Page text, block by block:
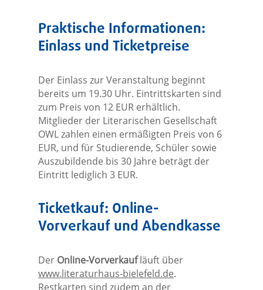
Praktische Informationen:
Einlass und Ticketpreise
Der Einlass zur Veranstaltung beginnt
bereits um 19.30 Uhr. Eintrittskarten sind
zum Preis von 12 EUR erhältlich.
Mitglieder der Literarischen Gesellschaft
OWL zahlen einen ermäßigten Preis von 6
EUR, und für Studierende, Schüler sowie
Auszubildende bis 30 Jahre beträgt der
Eintritt lediglich 3 EUR.
Ticketkauf: Online-
Vorverkauf und Abendkasse
Der Online-Vorverkaufläuft über
www.literaturhaus-bielefeld.de.
Restkarten sind zudem an der